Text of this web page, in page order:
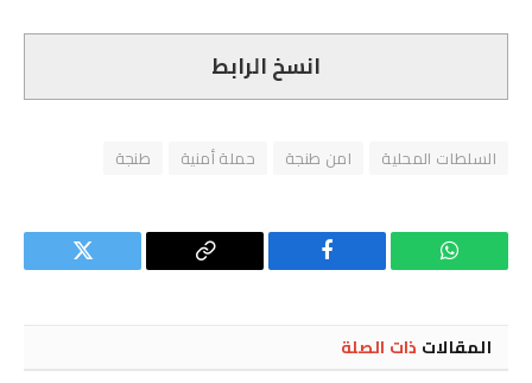
انسخ الرابط
السلطات المحلية امن طنجة حملة أمنية طنجة
واتساب فيسبوك
Copy
تويتر
المقالات ذات الصلة